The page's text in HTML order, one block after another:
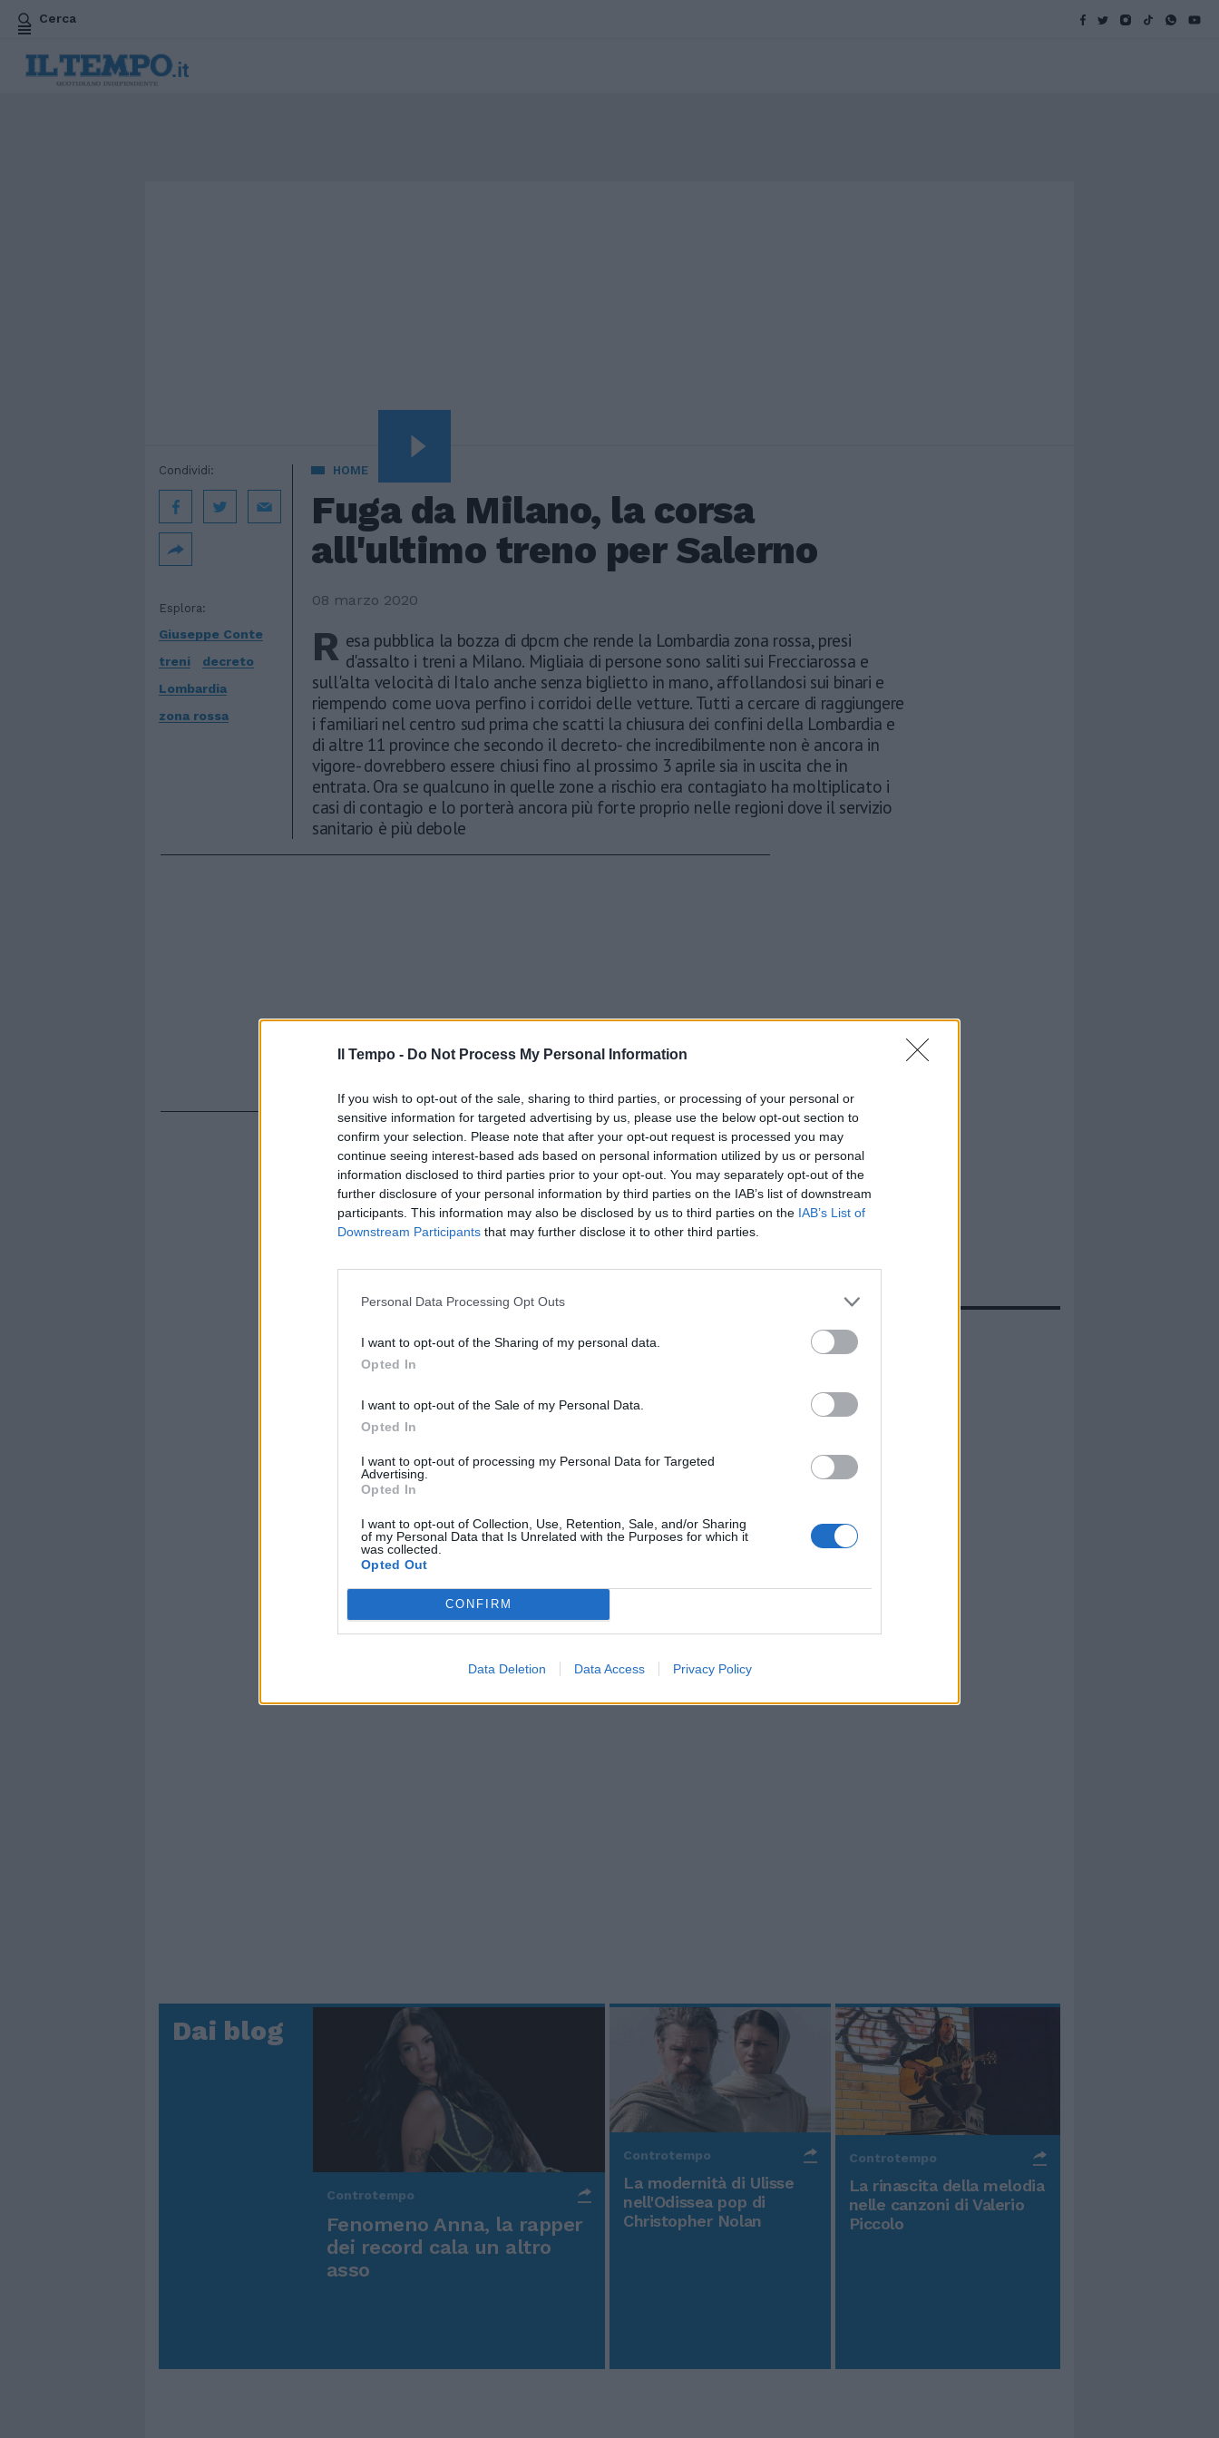
Il Tempo - Do Not Process My Personal Information
If you wish to opt-out of the sale, sharing to third parties, or processing of your personal or
sensitive information for targeted advertising by us, please use the below opt-out section to
confirm your selection. Please note that after your opt-out request is processed you may
continue seeing interest-based ads based on personal information utilized by us or personal
information disclosed to third parties prior to your opt-out. You may separately opt-out of the
further disclosure of your personal information by third parties on the IAB’s list of downstream
participants. This information may also be disclosed by us to third parties on the IAB’s List of
Downstream Participants that may further disclose it to other third parties.
Personal Data Processing Opt Outs
I want to opt-out of the Sharing of my personal data.
Opted In
I want to opt-out of the Sale of my Personal Data.
Opted In
I want to opt-out of processing my Personal Data for Targeted
Advertising.
Opted In
I want to opt-out of Collection, Use, Retention, Sale, and/or Sharing
of my Personal Data that Is Unrelated with the Purposes for which it
was collected.
Opted Out
CONFIRM
Data Deletion Data Access Privacy Policy
Cerca
Leonardo Maria Del
Vecchio dall'ex
compagna in ospedale.
Le dichiarazioni ai
giornalisti
Pozzuoli
Rudy Giuliani a Come
States? Trump, Meloni
e la strategia
americana
HOME
Fuga da Milano, la corsa
all'ultimo treno per Salerno
08 marzo 2020
Esplora:
Giuseppe Conte
treni
decreto
Lombardia
zona rossa
Condividi:
R esa pubblica la bozza di dpcm che rende la Lombardia zona rossa, presi
d'assalto i treni a Milano. Migliaia di persone sono saliti sui Frecciarossa e
sull'alta velocità di Italo anche senza biglietto in mano, affollandosi sui binari e
riempendo come uova perfino i corridoi delle vetture. Tutti a cercare di raggiungere
i familiari nel centro sud prima che scatti la chiusura dei confini della Lombardia e
di altre 11 province che secondo il decreto- che incredibilmente non è ancora in
vigore- dovrebbero essere chiusi fino al prossimo 3 aprile sia in uscita che in
entrata. Ora se qualcuno in quelle zone a rischio era contagiato ha moltiplicato i
casi di contagio e lo porterà ancora più forte proprio nelle regioni dove il servizio
sanitario è più debole
In evidenza
Dai blog
Controtempo
Fenomeno Anna, la rapper
dei record cala un altro
asso
Controtempo
La modernità di Ulisse
nell'Odissea pop di
Christopher Nolan
Controtempo
La rinascita della melodia
nelle canzoni di Valerio
Piccolo